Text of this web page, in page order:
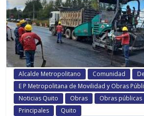
Alcalde Metropolitano Comunidad
E P Metropolitana de Movilidad y Obras
Noticias Quito
Obras Obras públicas
Principales
Quito